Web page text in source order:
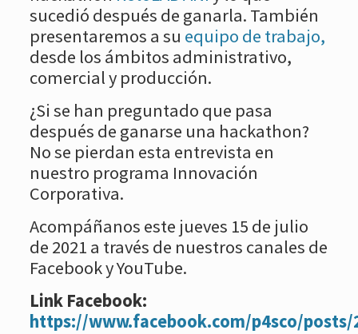
sucedió después de ganarla. También
presentaremos a su equipo de trabajo,
desde los ámbitos administrativo,
comercial y producción.
¿Si se han preguntado que pasa
después de ganarse una hackathon?
No se pierdan esta entrevista en
nuestro programa Innovación
Corporativa.
Acompáñanos este jueves 15 de julio
de 2021 a través de nuestros canales de
Facebook y YouTube.
Link Facebook:
https://www.facebook.com/p4sco/posts/